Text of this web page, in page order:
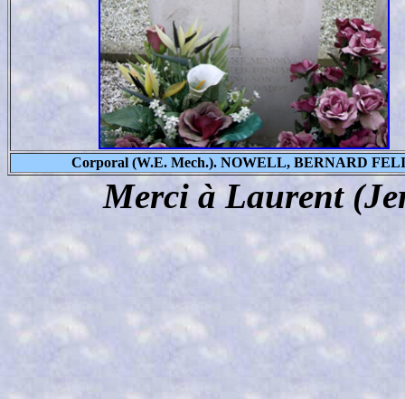
Corporal (W.E. Mech.). NOWELL, BERNARD
Merci à Laurent